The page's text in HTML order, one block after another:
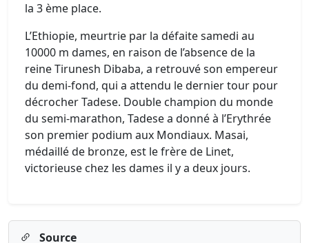
la 3 ème place.
L’Ethiopie, meurtrie par la défaite samedi au
10000 m dames, en raison de l’absence de la
reine Tirunesh Dibaba, a retrouvé son empereur
du demi-fond, qui a attendu le dernier tour pour
décrocher Tadese. Double champion du monde
du semi-marathon, Tadese a donné à l’Erythrée
son premier podium aux Mondiaux. Masai,
médaillé de bronze, est le frère de Linet,
victorieuse chez les dames il y a deux jours.
Source